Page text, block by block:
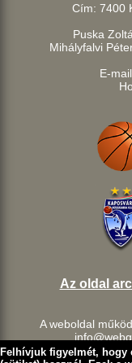
Felhívjuk figyelmét, hogy
Cím: 7400
Puska
Mihályfalvi
E-
Az oldal
A weboldal